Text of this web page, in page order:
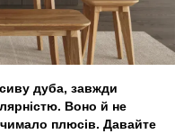
дуба, завжди
Воно й не
плюсів. Давайте